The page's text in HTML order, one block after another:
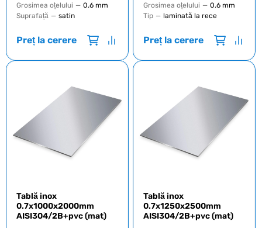
Grosimea oțelului — 0.6 mm
Suprafață — satin
Preț la cerere
Grosimea oțelului — 0.6 mm
Tip — laminată la rece
Preț la cerere
Tablă inox
0.7х1000х2000mm
AISI304/2B+pvc (mat)
Tablă inox
0.7х1250х2500mm
AISI304/2B+pvc (mat)